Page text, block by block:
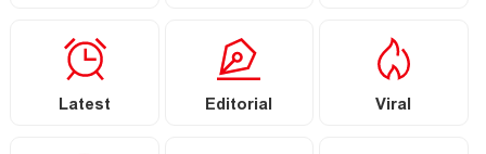
Latest Editorial Viral